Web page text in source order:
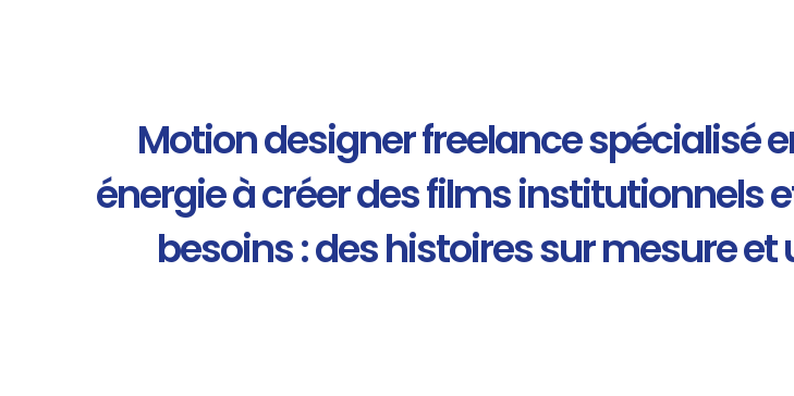
Motion designer freelance spécialisé
énergie à créer des films institutionnels
besoins : des histoires sur mesure